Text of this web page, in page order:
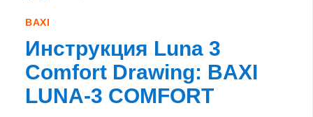
BAXI
Инструкция Luna 3
Comfort Drawing: BAXI
LUNA-3 COMFORT